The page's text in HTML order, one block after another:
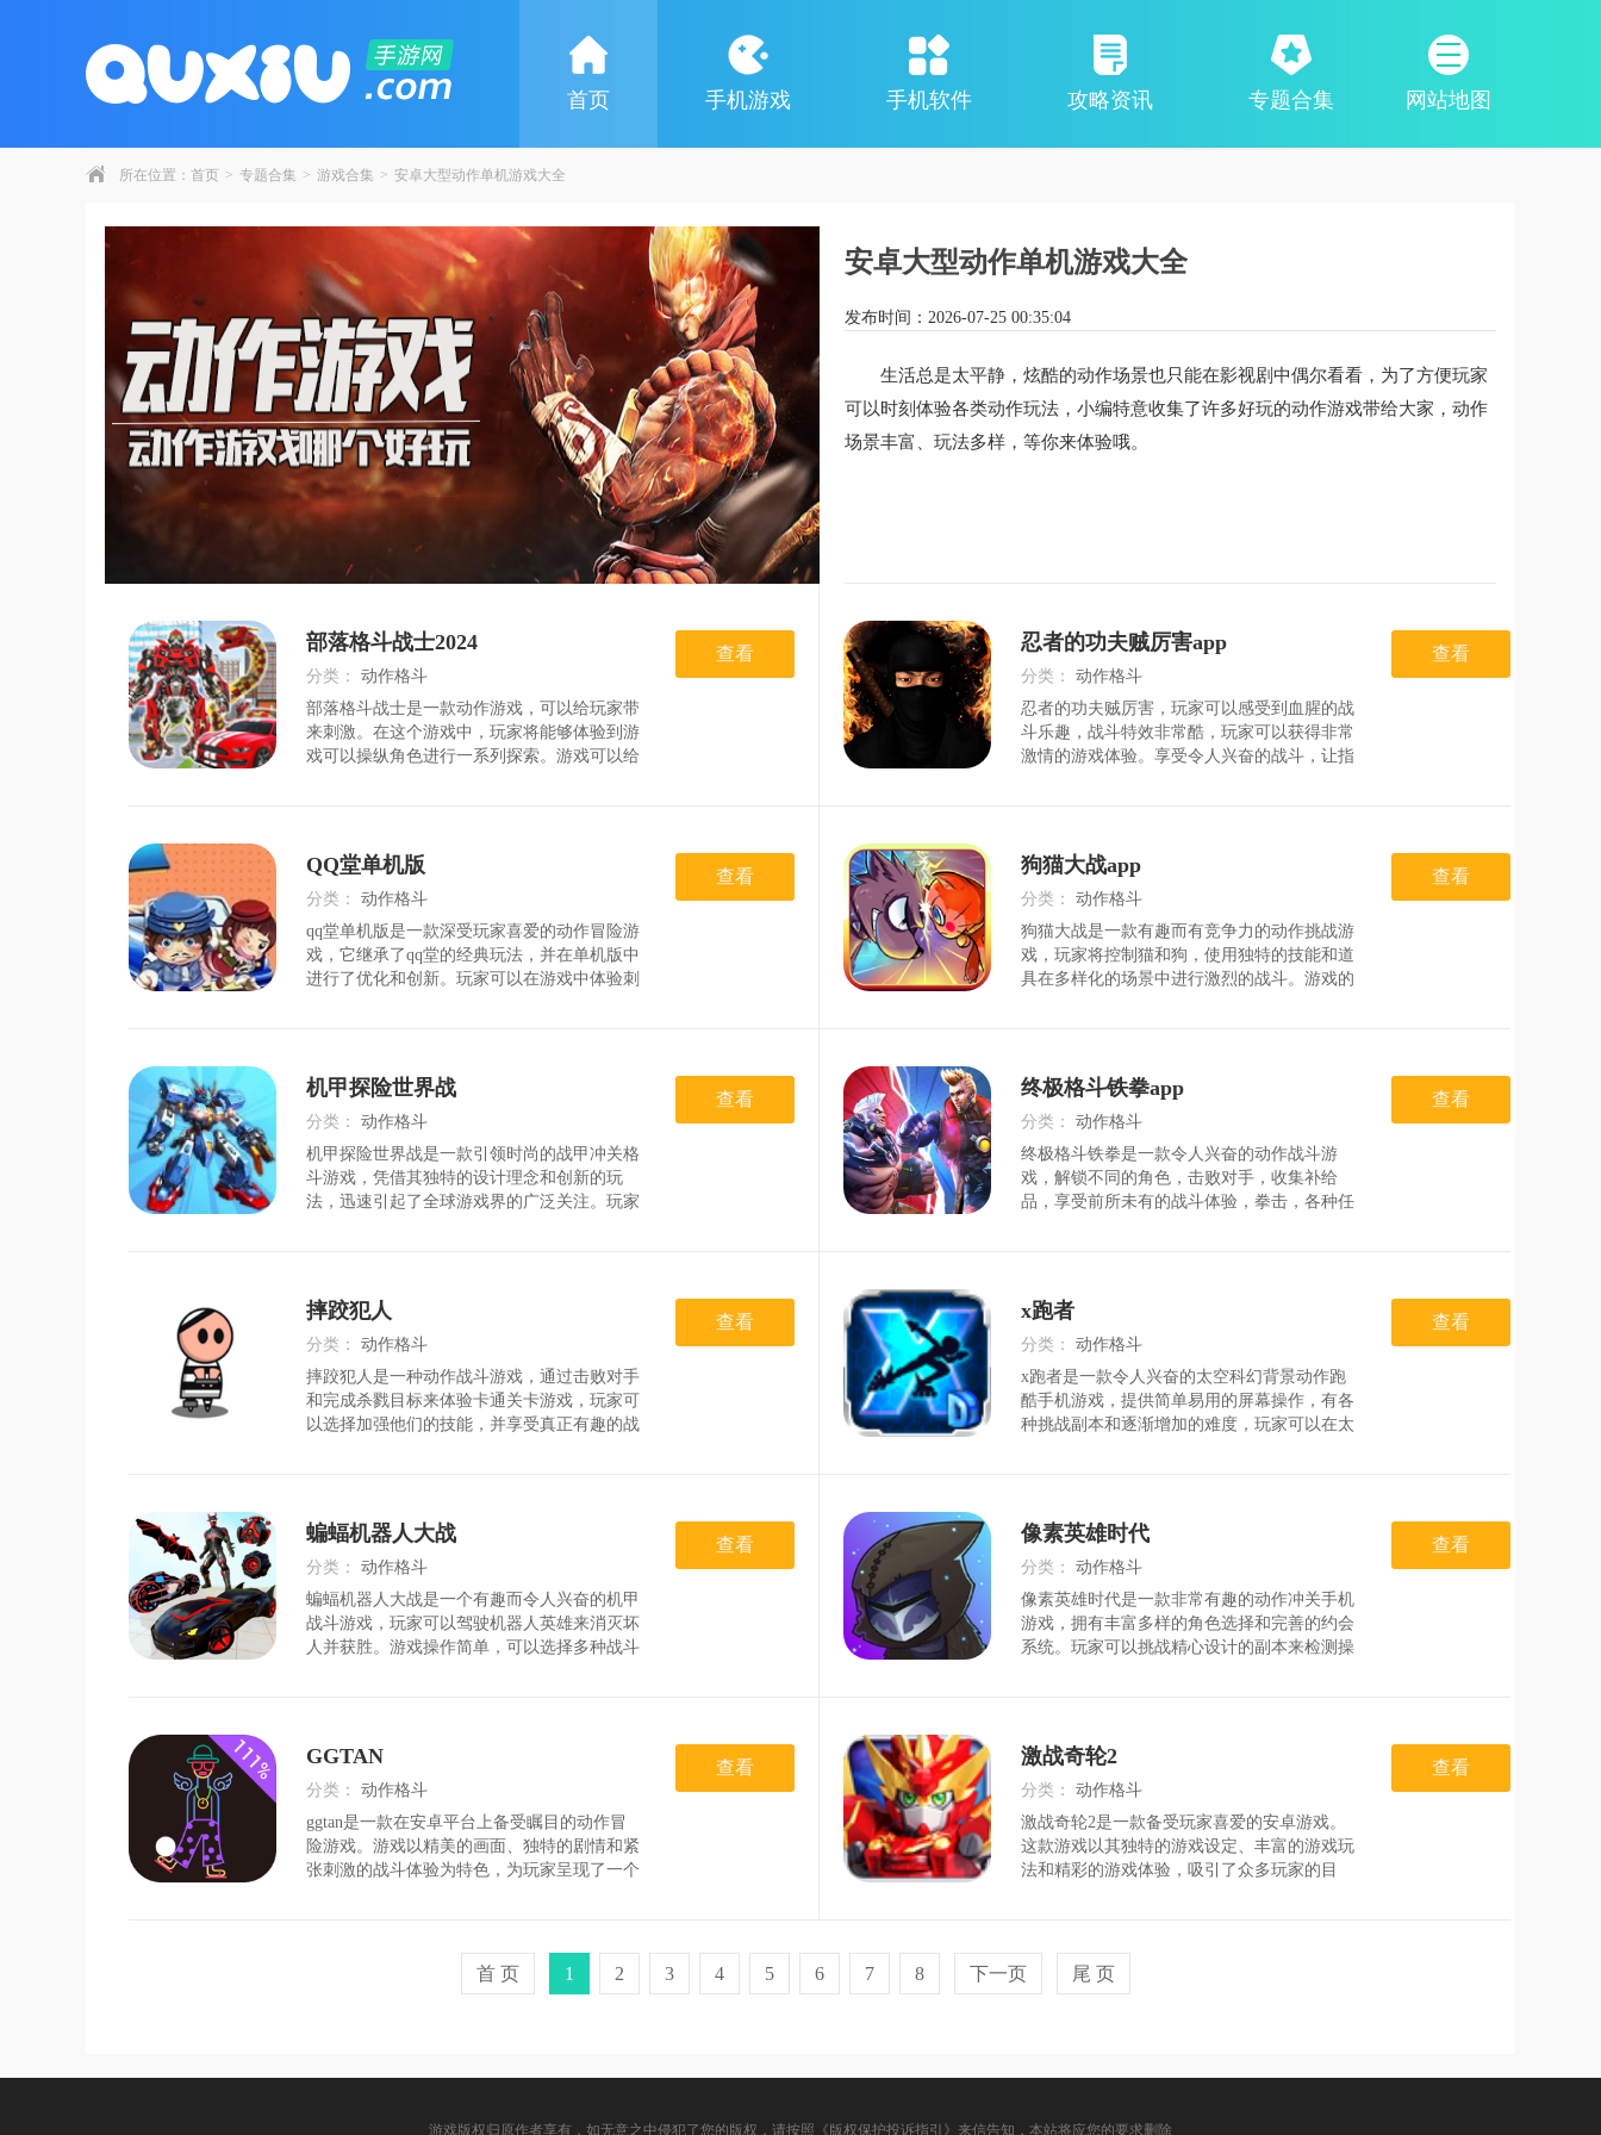
网站地图
首页 手机游戏 手机软件 攻略资讯 专题合集
所在位置： 首页 > 专题合集 > 游戏合集 > 安卓大型动作单机游戏大全
安卓大型动作单机游戏大全
发布时间： 2026-07-25 00:35:04
生活总是太平静，炫酷的动作场景也只能在影视剧中偶尔看看，为了方便玩家
可以时刻体验各类动作玩法，小编特意收集了许多好玩的动作游戏带给大家，动作
场景丰富、玩法多样，等你来体验哦。
部落格斗战士2024
分类： 动作格斗
时间：2026-07-25
部落格斗战士是一款动作游戏，可以给玩家带
来刺激。在这个游戏中，玩家将能够体验到游
戏可以操纵角色进行一系列探索。游戏可以给
1、超爽格斗等你开启，在这个虚拟世界里可
以带来更多的玩法；2、在一次次的战斗中变
强，还有更多关卡等着玩家去过；3、游戏里
还有很多任务等着你，你会通过一次又一次的
战
查看 忍者的功夫贼厉害app
分类： 动作格斗
时间：2026-08-01
忍者的功夫贼厉害，玩家可以感受到血腥的战
斗乐趣，战斗特效非常酷，玩家可以获得非常
激情的游戏体验。享受令人兴奋的战斗，让指
激。游戏优势1、各种有趣精彩的对决挑战，
将会让你充分感受到格斗之战的精彩；2、各
种冒险玩法都能够自由体验，尽情畅享不一样
的格斗挑战；3、丰富的对决玩法，在战斗过
程中
查看
QQ堂单机版
分类： 动作格斗
时间：2026-07-27
qq堂单机版是一款深受玩家喜爱的动作冒险游
戏，它继承了qq堂的经典玩法，并在单机版中
进行了优化和创新。玩家可以在游戏中体验刺
等，满足了不同玩
查看 狗猫大战app
分类： 动作格斗
时间：2026-08-05
狗猫大战是一款有趣而有竞争力的动作挑战游
戏，玩家将控制猫和狗，使用独特的技能和道
具在多样化的场景中进行激烈的战斗。游戏的
斗中。游戏特色1、游戏包含猫咪和狗狗两大
角色，玩家可选择喜欢的角色进行挑战。2、
游戏提供多种战斗模式，包括单人模式、双人
模式和在线模式。3、玩家需根据关卡要求，
查看
机甲探险世界战
分类： 动作格斗
时间：2026-07-25
机甲探险世界战是一款引领时尚的战甲冲关格
斗游戏，凭借其独特的设计理念和创新的玩
法，迅速引起了全球游戏界的广泛关注。玩家
斗，你都可以在这个游戏中找到自己的快乐。
强烈推荐给喜欢战甲和格斗游戏的玩家！游戏
优势1.画面精美游戏采用先进的3D渲染技术，
打造了一个逼真的未来世界，让玩家仿佛置身
查看 终极格斗铁拳app
分类： 动作格斗
时间：2026-07-31
终极格斗铁拳是一款令人兴奋的动作战斗游
戏，解锁不同的角色，击败对手，收集补给
品，享受前所未有的战斗体验，拳击，各种任
励，适合喜欢战斗的玩家，认识更多的挑战
者。游戏优势1.解锁不同角色，享受多样化的
格斗体验。2.挑战庞大对手，用你的技巧和智
慧击败他们。3.收集战利品，提升你的角色属
查看
摔跤犯人
分类： 动作格斗
时间：2026-07-26
摔跤犯人是一种动作战斗游戏，通过击败对手
和完成杀戮目标来体验卡通关卡游戏，玩家可
以选择加强他们的技能，并享受真正有趣的战
用最新的角色控制技术，让玩家能够流畅操控
自己喜欢的角色，在战斗中尽情展现技能与才
华。*通过还原真实的摔跤动作和技巧，让玩
家能够感受到真实摔跤的乐趣和挑战，完美还
查看 x跑者
分类： 动作格斗
时间：2026-07-27
x跑者是一款令人兴奋的太空科幻背景动作跑
酷手机游戏，提供简单易用的屏幕操作，有各
种挑战副本和逐渐增加的难度，玩家可以在太
用道具容易逃脱，是一款简单有趣的跑酷手机
游戏。游戏亮点*场景设定在宇宙太空中，玩
家可以在神秘的星际之间尽情冒险。*竖屏操
作方式，简单直观，让玩家能够轻松上手，并
查看
蝙蝠机器人大战
分类： 动作格斗
时间：2026-07-31
蝙蝠机器人大战是一个有趣而令人兴奋的机甲
战斗游戏，玩家可以驾驶机器人英雄来消灭坏
人并获胜。游戏操作简单，可以选择多种战斗
了丰富多样的战斗模式，选择不同的模式来体
验战斗的乐趣。*通过游戏中获得的金币，在
商城购买零件来升级和改造自己的机甲，增强
查看 像素英雄时代
分类： 动作格斗
时间：2026-07-28
像素英雄时代是一款非常有趣的动作冲关手机
游戏，拥有丰富多样的角色选择和完善的约会
系统。玩家可以挑战精心设计的副本来检测操
获取方法和主线指导，让玩家获得战斗体验，
结识更多的英雄朋友一起冒险。游戏亮点1)采
用经典复古像素风格的场景设计，让玩家重温
那些令人怀念的游戏时光。2)每个角色都
查看
GGTAN
分类： 动作格斗
时间：2026-08-02
ggtan是一款在安卓平台上备受瞩目的动作冒
险游戏。游戏以精美的画面、独特的剧情和紧
张刺激的战斗体验为特色，为玩家呈现了一个
查看 激战奇轮2
分类： 动作格斗
时间：2026-07-25
激战奇轮2是一款备受玩家喜爱的安卓游戏。
这款游戏以其独特的游戏设定、丰富的游戏玩
法和精彩的游戏体验，吸引了众多玩家的目
断提升自己的实力，探索
查看
首 页 1 2 3 4 5 6 7 8 下一页 尾 页
游戏版权归原作者享有，如无意之中侵犯了您的版权，请按照《版权保护投诉指引》来信告知，本站将应您的要求删除